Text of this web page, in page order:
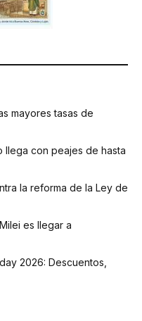
mayores tasas de
llega con peajes de hasta
la reforma de la Ley de
es llegar a
2026: Descuentos,